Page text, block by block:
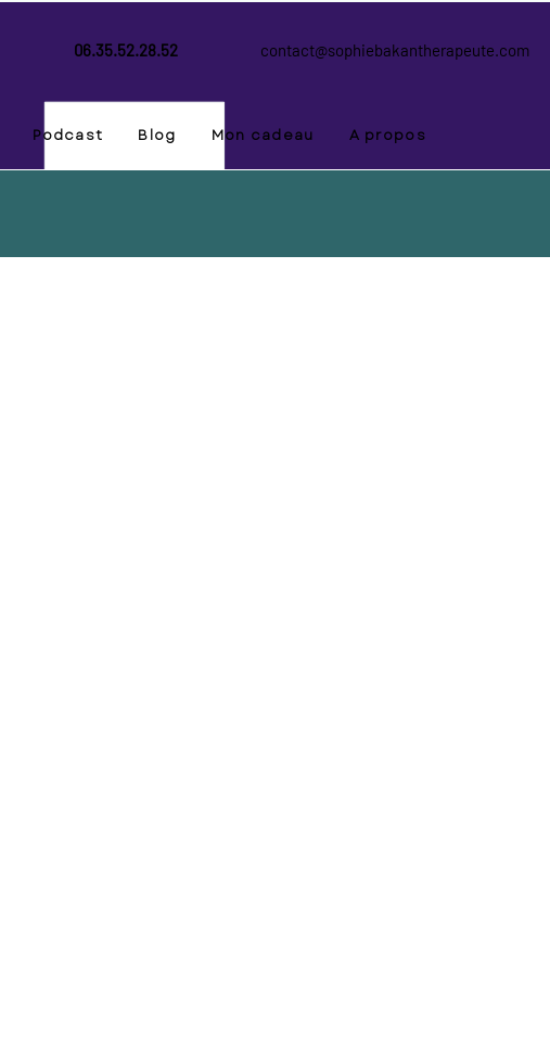
contact@sophiebakantherapeute.com
06.35.52.28.52
Podcast Blog Mon cadeau A propos